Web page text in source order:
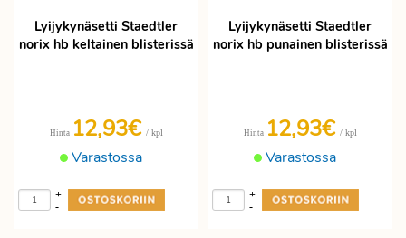
Lyijykynäsetti Staedtler
norix hb keltainen blisterissä
Varastossa
Hinta 12,93€ / kpl
-
+
Lyijykynäsetti Staedtler
norix hb punainen blisterissä
Varastossa
Hinta 12,93€ / kpl
-
+